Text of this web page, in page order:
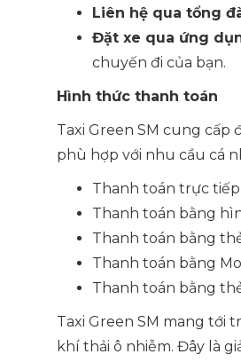
Liên hệ qua tổng
Đặt xe qua ứng
chuyến đi của bạn.
Hình thức thanh toán
Taxi Green SM cung
phù hợp với nhu cầu cá
Thanh toán trực
Thanh toán bằng
Thanh toán bằng
Thanh toán bằng
Thanh toán bằng
Taxi Green SM mang tới
khí thải ô nhiễm. Đây là